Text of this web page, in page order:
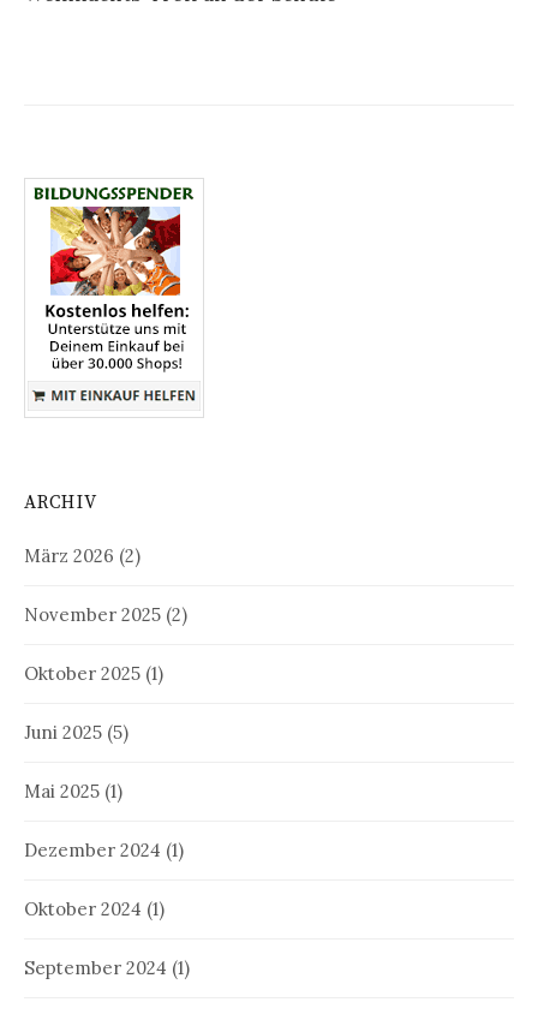
ARCHIV
März 2026 (2)
November 2025 (2)
Oktober 2025 (1)
Juni 2025 (5)
Mai 2025 (1)
Dezember 2024 (1)
Oktober 2024 (1)
September 2024 (1)